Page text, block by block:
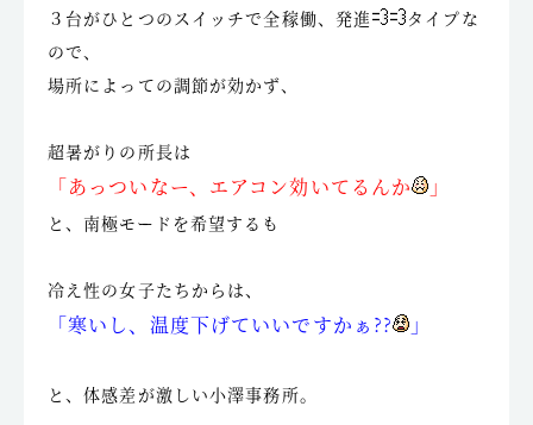
３台がひとつのスイッチで全稼働、発進
タイプな
ので、
場所によっての調節が効かず、
超暑がりの所長は
「あっついなー、エアコン効いてるんか 」
と、南極モードを希望するも
冷え性の女子たちからは、
「寒いし、温度下げていいですかぁ?? 」
と、体感差が激しい小澤事務所。